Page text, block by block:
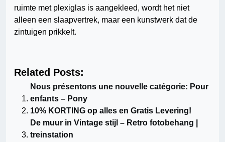
ruimte met plexiglas is aangekleed, wordt het niet
alleen een slaapvertrek, maar een kunstwerk dat de
zintuigen prikkelt.
Related Posts:
Nous présentons une nouvelle catégorie: Pour
enfants – Pony
10% KORTING op alles en Gratis Levering!
De muur in Vintage stijl – Retro fotobehang |
treinstation